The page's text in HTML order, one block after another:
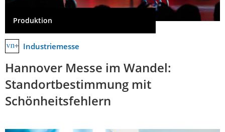
Produktion
Industriemesse
Hannover Messe im Wandel:
Standortbestimmung mit
Schönheitsfehlern